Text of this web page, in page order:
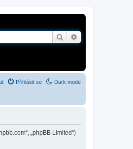
Hledat
Dark mode
Přihlásit se
„phpBB Limited“)